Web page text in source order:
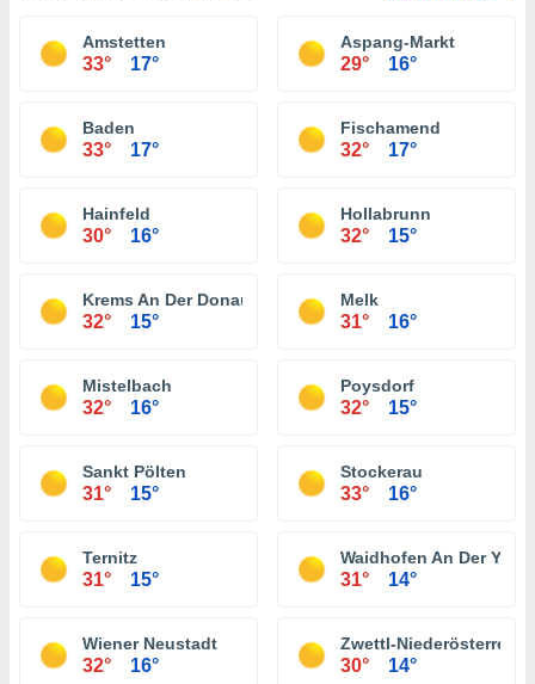
Amstetten
33° 17°
Aspang-Markt
29° 16°
Baden
33° 17°
Fischamend
32° 17°
Hainfeld
30° 16°
Hollabrunn
32° 15°
Krems An Der Donau
32° 15°
Melk
31° 16°
Mistelbach
32° 16°
Poysdorf
32° 15°
Sankt Pölten
31° 15°
Stockerau
33° 16°
Ternitz
31° 15°
Waidhofen An Der Ybbs
31° 14°
Wiener Neustadt
32° 16°
Zwettl-Niederösterreich
30° 14°